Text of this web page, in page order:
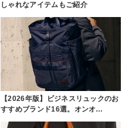
しゃれなアイテムもご紹介
【2026年版】ビジネスリュックのお
すすめブランド16選。オンオ…